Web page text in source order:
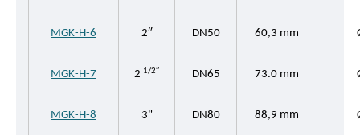
MGK-H-6 2″ DN50 60,3 mm
MGK-H-7 2 1/2″ DN65 73.0 mm
MGK-H-8 3" DN80 88,9 mm